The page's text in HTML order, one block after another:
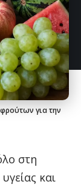
για την
στη
και